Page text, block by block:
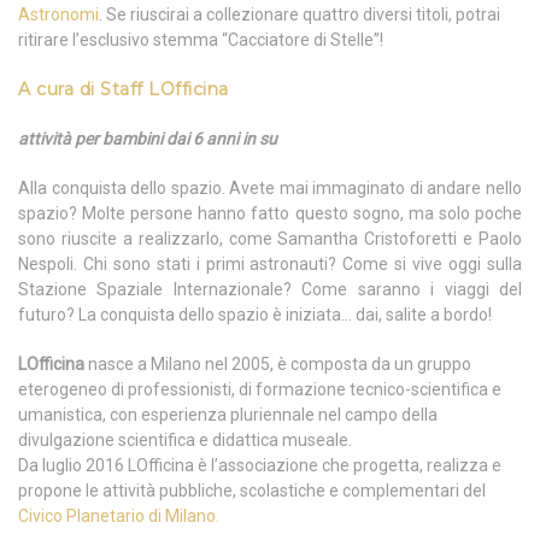
Astronomi . Se riuscirai a collezionare quattro diversi titoli, potrai
ritirare l’esclusivo stemma “Cacciatore di Stelle”!
A cura di Staff LOfficina
attività per bambini dai 6 anni in su
Alla conquista dello spazio. Avete mai immaginato di andare nello
spazio? Molte persone hanno fatto questo sogno, ma solo poche
sono riuscite a realizzarlo, come Samantha Cristoforetti e Paolo
Nespoli. Chi sono stati i primi astronauti? Come si vive oggi sulla
Stazione Spaziale Internazionale? Come saranno i viaggi del
futuro? La conquista dello spazio è iniziata… dai, salite a bordo!
LOfficina nasce a Milano nel 2005, è composta da un gruppo
eterogeneo di professionisti, di formazione tecnico-scientifica e
umanistica, con esperienza pluriennale nel campo della
divulgazione scientifica e didattica museale.
Da luglio 2016 LOfficina è l’associazione che progetta, realizza e
propone le attività pubbliche, scolastiche e complementari del
Civico Planetario di Milano.